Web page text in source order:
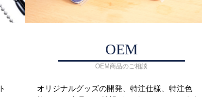
OEM
OEM商品のご相談
オリジナルグッズの開発、特注仕様、特注色